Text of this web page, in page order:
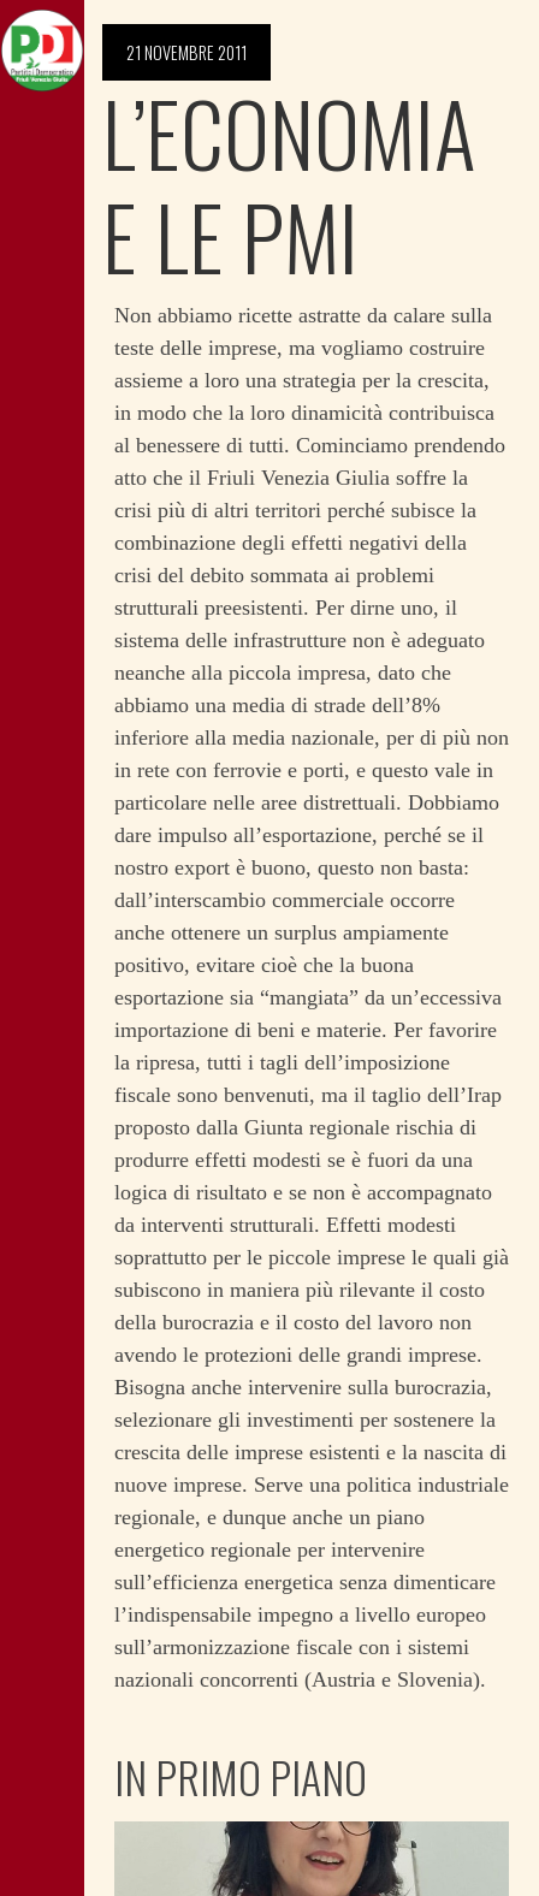
21 NOVEMBRE 2011
L’ECONOMIA
E LE PMI
Non abbiamo ricette astratte da calare sulla
teste delle imprese, ma vogliamo costruire
assieme a loro una strategia per la crescita,
in modo che la loro dinamicità contribuisca
al benessere di tutti. Cominciamo prendendo
atto che il Friuli Venezia Giulia soffre la
crisi più di altri territori perché subisce la
combinazione degli effetti negativi della
crisi del debito sommata ai problemi
strutturali preesistenti. Per dirne uno, il
sistema delle infrastrutture non è adeguato
neanche alla piccola impresa, dato che
abbiamo una media di strade dell’8%
inferiore alla media nazionale, per di più non
in rete con ferrovie e porti, e questo vale in
particolare nelle aree distrettuali. Dobbiamo
dare impulso all’esportazione, perché se il
nostro export è buono, questo non basta:
dall’interscambio commerciale occorre
anche ottenere un surplus ampiamente
positivo, evitare cioè che la buona
esportazione sia “mangiata” da un’eccessiva
importazione di beni e materie. Per favorire
la ripresa, tutti i tagli dell’imposizione
fiscale sono benvenuti, ma il taglio dell’Irap
proposto dalla Giunta regionale rischia di
produrre effetti modesti se è fuori da una
logica di risultato e se non è accompagnato
da interventi strutturali. Effetti modesti
soprattutto per le piccole imprese le quali già
subiscono in maniera più rilevante il costo
della burocrazia e il costo del lavoro non
avendo le protezioni delle grandi imprese.
Bisogna anche intervenire sulla burocrazia,
selezionare gli investimenti per sostenere la
crescita delle imprese esistenti e la nascita di
nuove imprese. Serve una politica industriale
regionale, e dunque anche un piano
energetico regionale per intervenire
sull’efficienza energetica senza dimenticare
l’indispensabile impegno a livello europeo
sull’armonizzazione fiscale con i sistemi
nazionali concorrenti (Austria e Slovenia).
IN PRIMO PIANO